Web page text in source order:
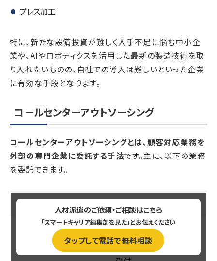
プレス加工
特に、新たな設備投資が難しく人手不足に悩む中小企
業や、AIやロボティクスを活用した最新の製造技術を取
り入れたいものの、自社での導入は難しいといった企業
に有効な手段となります。
コールセンターアウトソーシング
コールセンターアウトソーシングとは、顧客対応業務を
外部の専門企業に委託する手法です。主に、以下の業務
を委託できます。
対象業務 詳細
・問い合わせ対応：商品や
サービスについての質問
人材派遣のご依頼・ご相談はこちら
「スマートキャリア編集部を見た」とお伝えください
タップして電話で無料相談